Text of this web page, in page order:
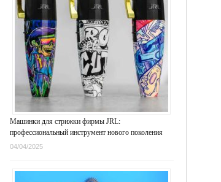
Машинки для стрижки фирмы JRL:
профессиональный инструмент нового поколения
04/04/2025